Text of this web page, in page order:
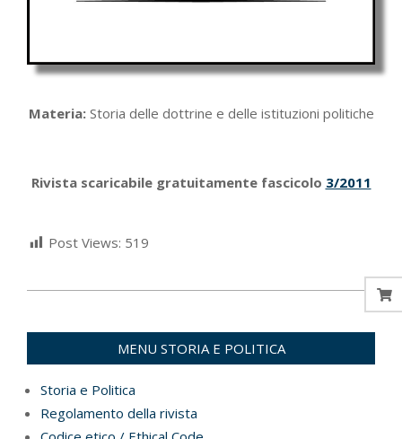
Materia:Storia delle dottrine e delle istituzioni politiche
Rivista scaricabile gratuitamente fascicolo 3/2011
Post Views: 519
MENU STORIA E POLITICA
Storia e Politica
Regolamento della rivista